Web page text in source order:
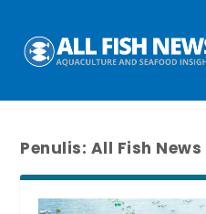
Penulis: All Fish News